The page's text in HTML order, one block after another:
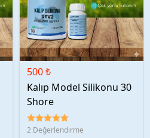
500 ₺
Kalıp Model Silikonu 30
Shore
2 Değerlendirme